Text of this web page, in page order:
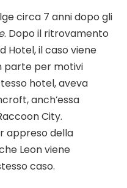
circa 7 anni dopo gli
. Dopo il ritrovamento
Hotel, il caso viene
parte per motivi
hotel, aveva
anch’essa
City.
appreso della
Leon viene
caso.